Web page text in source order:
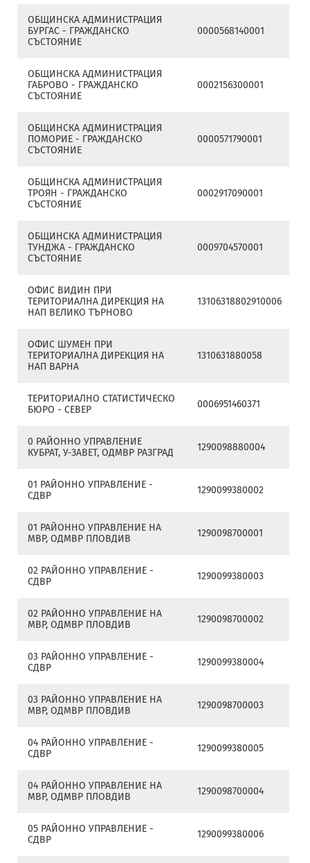
ОБЩИНСКА АДМИНИСТРАЦИЯ
БУРГАС - ГРАЖДАНСКО
СЪСТОЯНИЕ
0000568140001
ОБЩИНСКА АДМИНИСТРАЦИЯ
ГАБРОВО - ГРАЖДАНСКО
СЪСТОЯНИЕ
0002156300001
ОБЩИНСКА АДМИНИСТРАЦИЯ
ПОМОРИЕ - ГРАЖДАНСКО
СЪСТОЯНИЕ
0000571790001
ОБЩИНСКА АДМИНИСТРАЦИЯ
ТРОЯН - ГРАЖДАНСКО
СЪСТОЯНИЕ
0002917090001
ОБЩИНСКА АДМИНИСТРАЦИЯ
ТУНДЖА - ГРАЖДАНСКО
СЪСТОЯНИЕ
0009704570001
ОФИС ВИДИН ПРИ
ТЕРИТОРИАЛНА ДИРЕКЦИЯ НА
НАП ВЕЛИКО ТЪРНОВО
13106318802910006
ОФИС ШУМЕН ПРИ
ТЕРИТОРИАЛНА ДИРЕКЦИЯ НА
НАП ВАРНА
1310631880058
ТЕРИТОРИАЛНО СТАТИСТИЧЕСКО
БЮРО - СЕВЕР
0006951460371
0 РАЙОННО УПРАВЛЕНИЕ
КУБРАТ, У-ЗАВЕТ, ОДМВР РАЗГРАД
1290098880004
01 РАЙОННО УПРАВЛЕНИЕ -
СДВР
1290099380002
01 РАЙОННО УПРАВЛЕНИЕ НА
МВР, ОДМВР ПЛОВДИВ
1290098700001
02 РАЙОННО УПРАВЛЕНИЕ -
СДВР
1290099380003
02 РАЙОННО УПРАВЛЕНИЕ НА
МВР, ОДМВР ПЛОВДИВ
1290098700002
03 РАЙОННО УПРАВЛЕНИЕ -
СДВР
1290099380004
03 РАЙОННО УПРАВЛЕНИЕ НА
МВР, ОДМВР ПЛОВДИВ
1290098700003
04 РАЙОННО УПРАВЛЕНИЕ -
СДВР
1290099380005
04 РАЙОННО УПРАВЛЕНИЕ НА
МВР, ОДМВР ПЛОВДИВ
1290098700004
05 РАЙОННО УПРАВЛЕНИЕ -
СДВР
1290099380006